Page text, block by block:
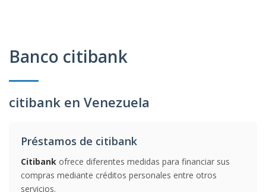
Banco citibank
citibank en Venezuela
Préstamos de citibank
Citibank ofrece diferentes medidas para financiar sus
compras mediante créditos personales entre otros
servicios.